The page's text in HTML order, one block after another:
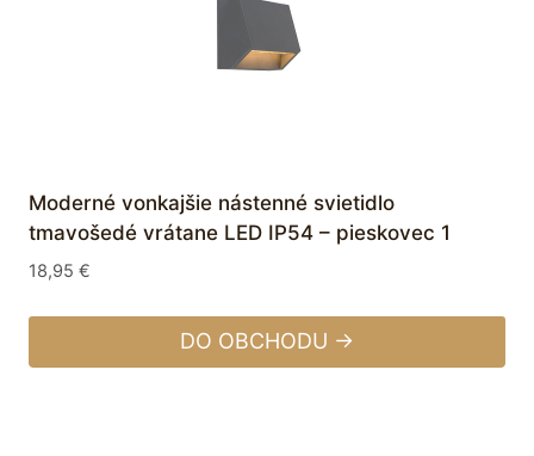
Moderné vonkajšie nástenné svietidlo
tmavošedé vrátane LED IP54 – pieskovec 1
18,95 €
DO OBCHODU →